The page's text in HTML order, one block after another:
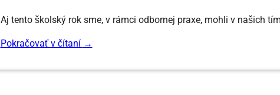
Aj tento školský rok sme, v rámci odbornej praxe, mohli v našich
Pokračovať v čítaní →